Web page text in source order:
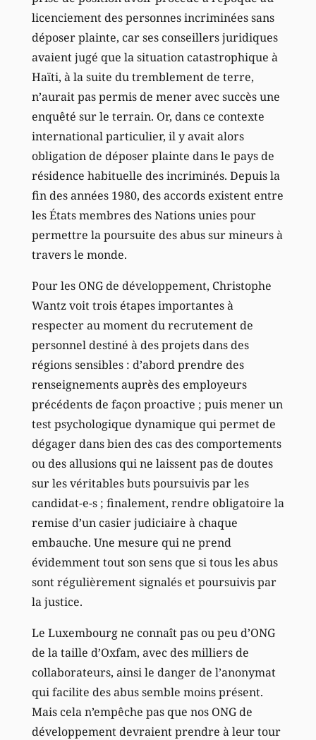
licenciement des personnes incriminées sans
déposer plainte, car ses conseillers juridiques
avaient jugé que la situation catastrophique à
Haïti, à la suite du tremblement de terre,
n’aurait pas permis de mener avec succès une
enquêté sur le terrain. Or, dans ce contexte
international particulier, il y avait alors
obligation de déposer plainte dans le pays de
résidence habituelle des incriminés. Depuis la
fin des années 1980, des accords existent entre
les États membres des Nations unies pour
permettre la poursuite des abus sur mineurs à
travers le monde.
Pour les ONG de développement, Christophe
Wantz voit trois étapes importantes à
respecter au moment du recrutement de
personnel destiné à des projets dans des
régions sensibles : d’abord prendre des
renseignements auprès des employeurs
précédents de façon proactive ; puis mener un
test psychologique dynamique qui permet de
dégager dans bien des cas des comportements
ou des allusions qui ne laissent pas de doutes
sur les véritables buts poursuivis par les
candidat-e-s ; finalement, rendre obligatoire la
remise d’un casier judiciaire à chaque
embauche. Une mesure qui ne prend
évidemment tout son sens que si tous les abus
sont régulièrement signalés et poursuivis par
la justice.
Le Luxembourg ne connaît pas ou peu d’ONG
de la taille d’Oxfam, avec des milliers de
collaborateurs, ainsi le danger de l’anonymat
qui facilite des abus semble moins présent.
Mais cela n’empêche pas que nos ONG de
développement devraient prendre à leur tour